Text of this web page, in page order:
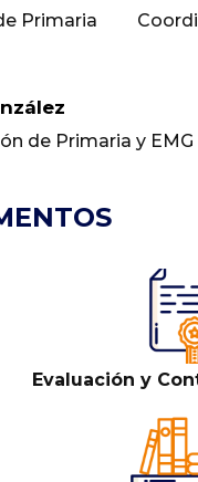
Primaria
de Primaria y EMG
Evaluación y